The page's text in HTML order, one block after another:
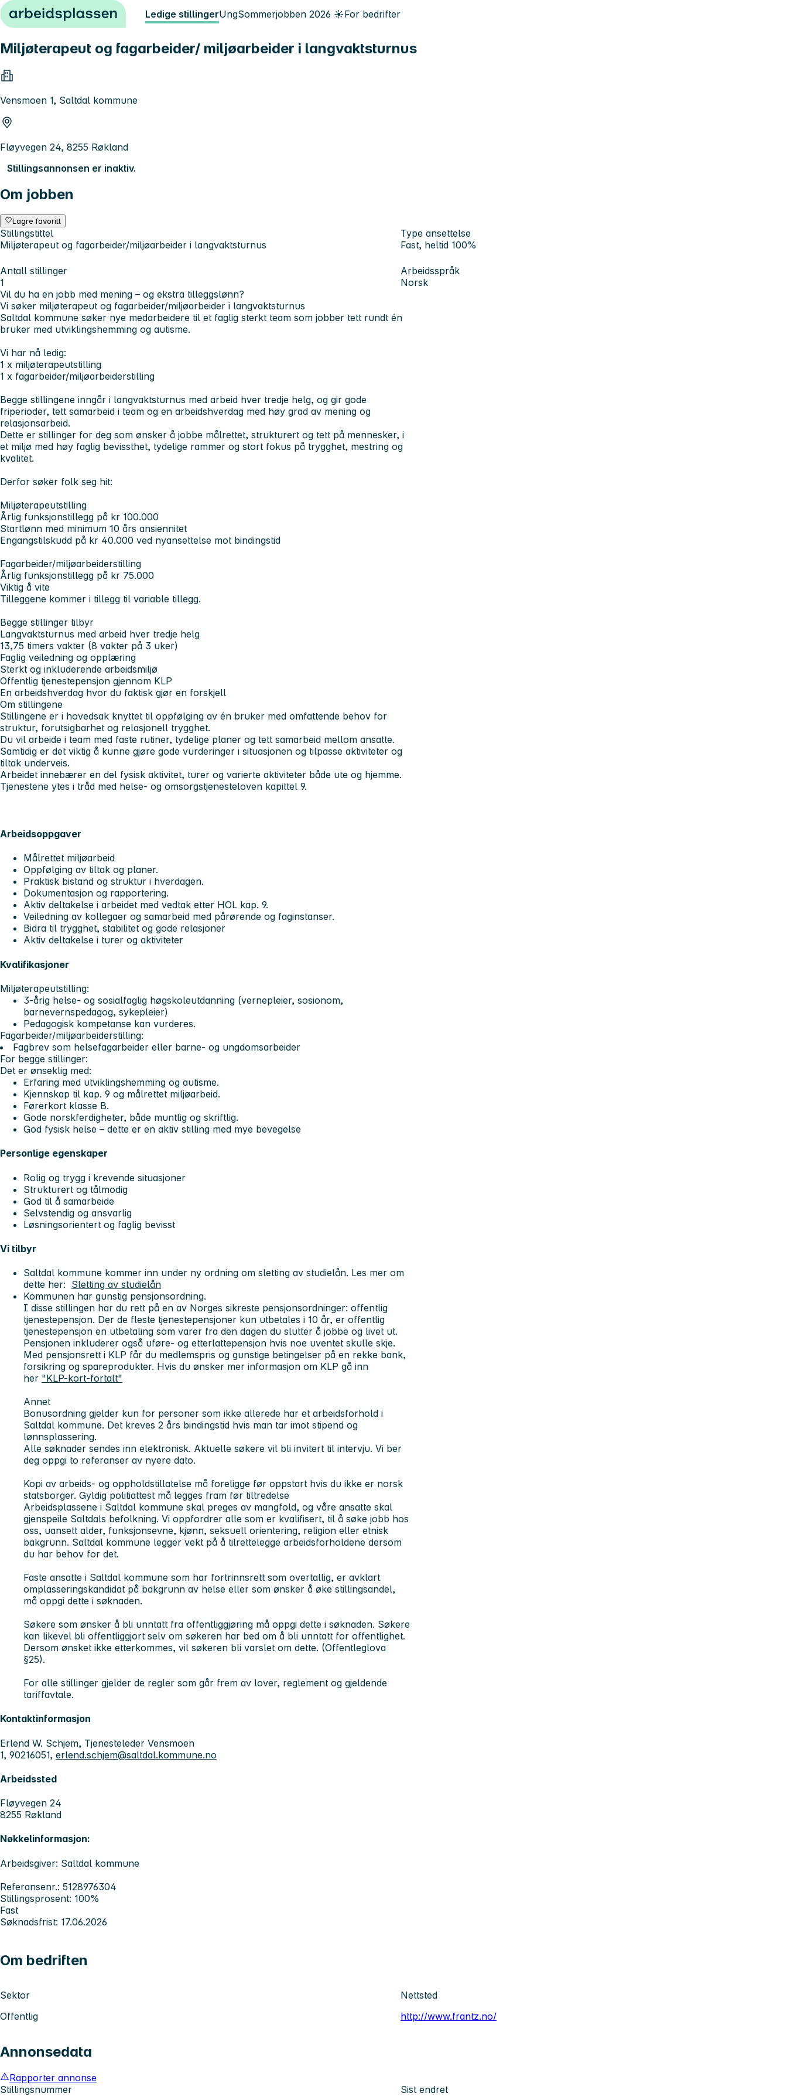
Hopp til innhold Ledige stillingerUngSommerjobben 2026 ☀️For bedrifter
Miljøterapeut og fagarbeider/ miljøarbeider i langvaktsturnus
Vensmoen 1, Saltdal kommune
Fløyvegen 24, 8255 Røkland
Stillingsannonsen er inaktiv.
Om jobben
Lagre favoritt
Stillingstittel
Miljøterapeut og fagarbeider/miljøarbeider i langvaktsturnus
Type ansettelse
Fast, heltid 100%
Antall stillinger
1
Arbeidsspråk
Norsk
Vil du ha en jobb med mening – og ekstra tilleggslønn?
Vi søker miljøterapeut og fagarbeider/miljøarbeider i langvaktsturnus
Saltdal kommune søker nye medarbeidere til et faglig sterkt team som jobber tett rundt én
bruker med utviklingshemming og autisme.
Vi har nå ledig:
1 x miljøterapeutstilling
1 x fagarbeider/miljøarbeiderstilling
Begge stillingene inngår i langvaktsturnus med arbeid hver tredje helg, og gir gode
friperioder, tett samarbeid i team og en arbeidshverdag med høy grad av mening og
relasjonsarbeid.
Dette er stillinger for deg som ønsker å jobbe målrettet, strukturert og tett på mennesker, i
et miljø med høy faglig bevissthet, tydelige rammer og stort fokus på trygghet, mestring og
kvalitet.
Derfor søker folk seg hit:
Miljøterapeutstilling
Årlig funksjonstillegg på kr 100.000
Startlønn med minimum 10 års ansiennitet
Engangstilskudd på kr 40.000 ved nyansettelse mot bindingstid
Fagarbeider/miljøarbeiderstilling
Årlig funksjonstillegg på kr 75.000
Viktig å vite
Tilleggene kommer i tillegg til variable tillegg.
Begge stillinger tilbyr
Langvaktsturnus med arbeid hver tredje helg
13,75 timers vakter (8 vakter på 3 uker)
Faglig veiledning og opplæring
Sterkt og inkluderende arbeidsmiljø
Offentlig tjenestepensjon gjennom KLP
En arbeidshverdag hvor du faktisk gjør en forskjell
Om stillingene
Stillingene er i hovedsak knyttet til oppfølging av én bruker med omfattende behov for
struktur, forutsigbarhet og relasjonell trygghet.
Du vil arbeide i team med faste rutiner, tydelige planer og tett samarbeid mellom ansatte.
Samtidig er det viktig å kunne gjøre gode vurderinger i situasjonen og tilpasse aktiviteter og
tiltak underveis.
Arbeidet innebærer en del fysisk aktivitet, turer og varierte aktiviteter både ute og hjemme.
Tjenestene ytes i tråd med helse- og omsorgstjenesteloven kapittel 9.
Arbeidsoppgaver
Målrettet miljøarbeid
Oppfølging av tiltak og planer.
Praktisk bistand og struktur i hverdagen.
Dokumentasjon og rapportering.
Aktiv deltakelse i arbeidet med vedtak etter HOL kap. 9.
Veiledning av kollegaer og samarbeid med pårørende og faginstanser.
Bidra til trygghet, stabilitet og gode relasjoner
Aktiv deltakelse i turer og aktiviteter
Kvalifikasjoner
Miljøterapeutstilling:
3-årig helse- og sosialfaglig høgskoleutdanning (vernepleier, sosionom,
barnevernspedagog, sykepleier)
Pedagogisk kompetanse kan vurderes.
Fagarbeider/miljøarbeiderstilling:
Fagbrev som helsefagarbeider eller barne- og ungdomsarbeider
For begge stillinger:
Det er ønseklig med:
Erfaring med utviklingshemming og autisme.
Kjennskap til kap. 9 og målrettet miljøarbeid.
Førerkort klasse B.
Gode norskferdigheter, både muntlig og skriftlig.
God fysisk helse – dette er en aktiv stilling med mye bevegelse
Personlige egenskaper
Rolig og trygg i krevende situasjoner
Strukturert og tålmodig
God til å samarbeide
Selvstendig og ansvarlig
Løsningsorientert og faglig bevisst
Vi tilbyr
Saltdal kommune kommer inn under ny ordning om sletting av studielån. Les mer om
dette her: Sletting av studielån
Kommunen har gunstig pensjonsordning.
I disse stillingen har du rett på en av Norges sikreste pensjonsordninger: offentlig
tjenestepensjon. Der de fleste tjenestepensjoner kun utbetales i 10 år, er offentlig
tjenestepensjon en utbetaling som varer fra den dagen du slutter å jobbe og livet ut.
Pensjonen inkluderer også uføre- og etterlattepensjon hvis noe uventet skulle skje.
Med pensjonsrett i KLP får du medlemspris og gunstige betingelser på en rekke bank,
forsikring og spareprodukter. Hvis du ønsker mer informasjon om KLP gå inn
her "KLP-kort-fortalt"
Annet
Bonusordning gjelder kun for personer som ikke allerede har et arbeidsforhold i
Saltdal kommune. Det kreves 2 års bindingstid hvis man tar imot stipend og
lønnsplassering.
Alle søknader sendes inn elektronisk. Aktuelle søkere vil bli invitert til intervju. Vi ber
deg oppgi to referanser av nyere dato.
Kopi av arbeids- og oppholdstillatelse må foreligge før oppstart hvis du ikke er norsk
statsborger. Gyldig politiattest må legges fram før tiltredelse
Arbeidsplassene i Saltdal kommune skal preges av mangfold, og våre ansatte skal
gjenspeile Saltdals befolkning. Vi oppfordrer alle som er kvalifisert, til å søke jobb hos
oss, uansett alder, funksjonsevne, kjønn, seksuell orientering, religion eller etnisk
bakgrunn. Saltdal kommune legger vekt på å tilrettelegge arbeidsforholdene dersom
du har behov for det.
Faste ansatte i Saltdal kommune som har fortrinnsrett som overtallig, er avklart
omplasseringskandidat på bakgrunn av helse eller som ønsker å øke stillingsandel,
må oppgi dette i søknaden.
Søkere som ønsker å bli unntatt fra offentliggjøring må oppgi dette i søknaden. Søkere
kan likevel bli offentliggjort selv om søkeren har bed om å bli unntatt for offentlighet.
Dersom ønsket ikke etterkommes, vil søkeren bli varslet om dette. (Offentleglova
§25).
For alle stillinger gjelder de regler som går frem av lover, reglement og gjeldende
tariffavtale.
Kontaktinformasjon
Erlend W. Schjem, Tjenesteleder Vensmoen
1, 90216051, erlend.schjem@saltdal.kommune.no
Arbeidssted
Fløyvegen 24
8255 Røkland
Nøkkelinformasjon:
Arbeidsgiver: Saltdal kommune
Referansenr.: 5128976304
Stillingsprosent: 100%
Fast
Søknadsfrist: 17.06.2026
Om bedriften
Sektor
Offentlig
Nettsted
http://www.frantz.no/
Annonsedata
Rapporter annonse
Stillingsnummer
Sist endret